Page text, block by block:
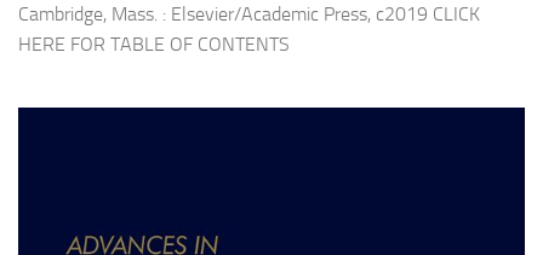
Cambridge, Mass. : Elsevier/Academic Press, c2019 CLICK
HERE FOR TABLE OF CONTENTS